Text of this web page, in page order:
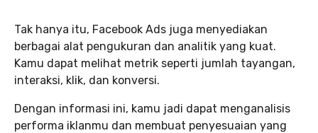
Tak hanya itu, Facebook Ads juga menyediakan
berbagai alat pengukuran dan analitik yang kuat.
Kamu dapat melihat metrik seperti jumlah tayangan,
interaksi, klik, dan konversi.
Dengan informasi ini, kamu jadi dapat menganalisis
performa iklanmu dan membuat penyesuaian yang